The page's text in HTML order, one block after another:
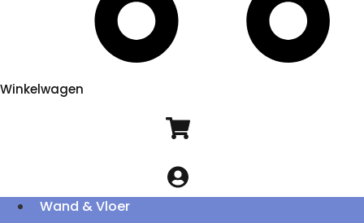
Winkelwagen
Wand & Vloer